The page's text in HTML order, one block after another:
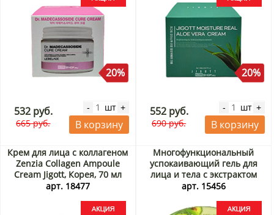
20%
532 руб.
665 руб.
- шт +
В корзину
20%
552 руб.
690 руб.
- шт +
В корзину
Крем для лица с коллагеном
Zenzia Collagen Ampoule
Cream Jigott, Корея, 70 мл
Акция
арт. 18477
Многофункциональный
успокаивающий гель для
лица и тела с экстрактом
авокадо Lebelage, Корея, 300
арт. 15456